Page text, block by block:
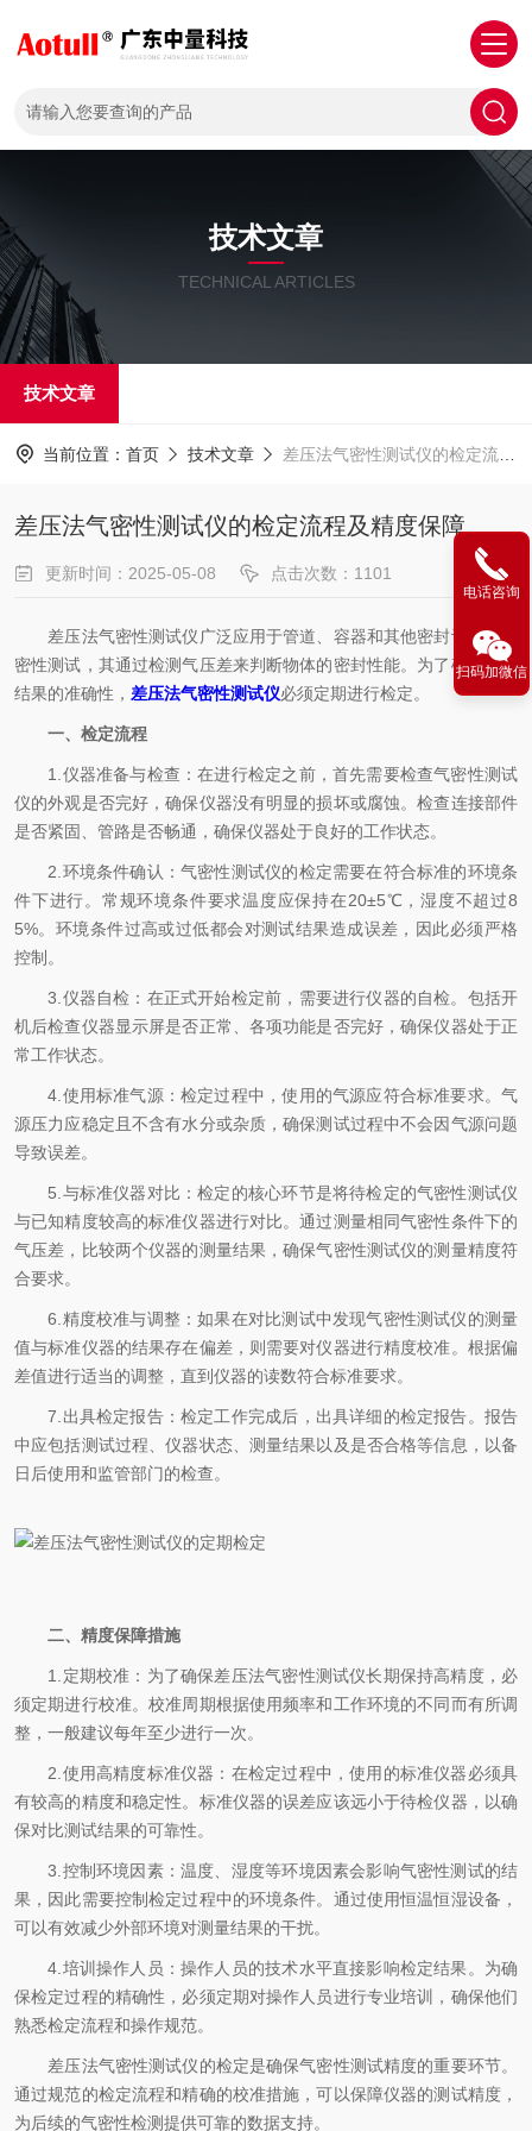
技术文章
TECHNICAL ARTICLES
技术文章
当前位置： 首页 技术文章 差压法气密性测试仪的检定流程及精度保障
差压法气密性测试仪的检定流程及精度保障
更新时间：2025-05-08 点击次数：1101
差压法气密性测试仪广泛应用于管道、容器和其他密封设备的气
密性测试，其通过检测气压差来判断物体的密封性能。为了确保测试
结果的准确性， 差压法气密性测试仪必须定期进行检定。
一、检定流程
1.仪器准备与检查：在进行检定之前，首先需要检查气密性测试
仪的外观是否完好，确保仪器没有明显的损坏或腐蚀。检查连接部件
是否紧固、管路是否畅通，确保仪器处于良好的工作状态。
2.环境条件确认：气密性测试仪的检定需要在符合标准的环境条
件下进行。常规环境条件要求温度应保持在20±5℃，湿度不超过8
5%。环境条件过高或过低都会对测试结果造成误差，因此必须严格
控制。
3.仪器自检：在正式开始检定前，需要进行仪器的自检。包括开
机后检查仪器显示屏是否正常、各项功能是否完好，确保仪器处于正
常工作状态。
4.使用标准气源：检定过程中，使用的气源应符合标准要求。气
源压力应稳定且不含有水分或杂质，确保测试过程中不会因气源问题
导致误差。
5.与标准仪器对比：检定的核心环节是将待检定的气密性测试仪
与已知精度较高的标准仪器进行对比。通过测量相同气密性条件下的
气压差，比较两个仪器的测量结果，确保气密性测试仪的测量精度符
合要求。
6.精度校准与调整：如果在对比测试中发现气密性测试仪的测量
值与标准仪器的结果存在偏差，则需要对仪器进行精度校准。根据偏
差值进行适当的调整，直到仪器的读数符合标准要求。
7.出具检定报告：检定工作完成后，出具详细的检定报告。报告
中应包括测试过程、仪器状态、测量结果以及是否合格等信息，以备
日后使用和监管部门的检查。
二、精度保障措施
1.定期校准：为了确保差压法气密性测试仪长期保持高精度，必
须定期进行校准。校准周期根据使用频率和工作环境的不同而有所调
整，一般建议每年至少进行一次。
2.使用高精度标准仪器：在检定过程中，使用的标准仪器必须具
有较高的精度和稳定性。标准仪器的误差应该远小于待检仪器，以确
保对比测试结果的可靠性。
3.控制环境因素：温度、湿度等环境因素会影响气密性测试的结
果，因此需要控制检定过程中的环境条件。通过使用恒温恒湿设备，
可以有效减少外部环境对测量结果的干扰。
4.培训操作人员：操作人员的技术水平直接影响检定结果。为确
保检定过程的精确性，必须定期对操作人员进行专业培训，确保他们
熟悉检定流程和操作规范。
差压法气密性测试仪的检定是确保气密性测试精度的重要环节。
通过规范的检定流程和精确的校准措施，可以保障仪器的测试精度，
为后续的气密性检测提供可靠的数据支持。
电话咨询
扫码加微信